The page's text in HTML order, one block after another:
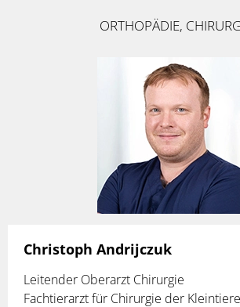
ORTHOPÄDIE,
Christoph Andrijczuk
Leitender Oberarzt Chirurgie
Fachtierarzt für Chirurgie der Kleintiere